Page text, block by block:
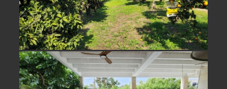
למכירה בית מהמם בסביבת חוף בית
ינאי